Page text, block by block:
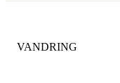
KATEGORI:
VANDRING